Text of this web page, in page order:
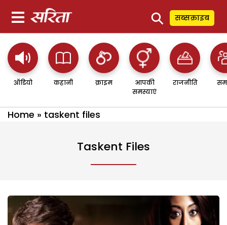
⚲ सब्सक्राइब
ऑडियो कहानी क्राइम
आपकी
समस्याएं
राजनीति
Home » taskent files
Taskent Files